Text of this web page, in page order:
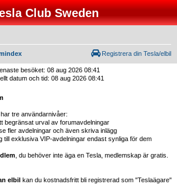
Club Sweden
Registrera din Tesla/elbil
besöket: 08 aug 2026 08:41
datum och tid: 08 aug 2026 08:41
tre användarnivåer:
begränsat urval av forumavdelningar
fler avdelningar och även skriva inlägg
till exklusiva VIP-avdelningar endast synliga för dem
, du behöver inte äga en Tesla, medlemskap är gratis.
elbil kan du kostnadsfritt bli registrerad som "Teslaägare"